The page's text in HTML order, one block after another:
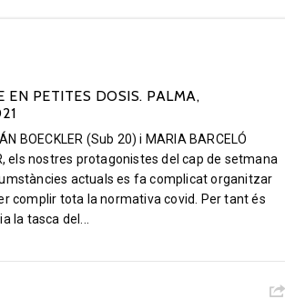
EN PETITES DOSIS. PALMA,
BOECKLER (Sub 20) i MARIA BARCELÓ
els nostres protagonistes del cap de setmana
actuals es fa complicat organitzar
complir tota la normativa covid. Per tant és
la tasca del...